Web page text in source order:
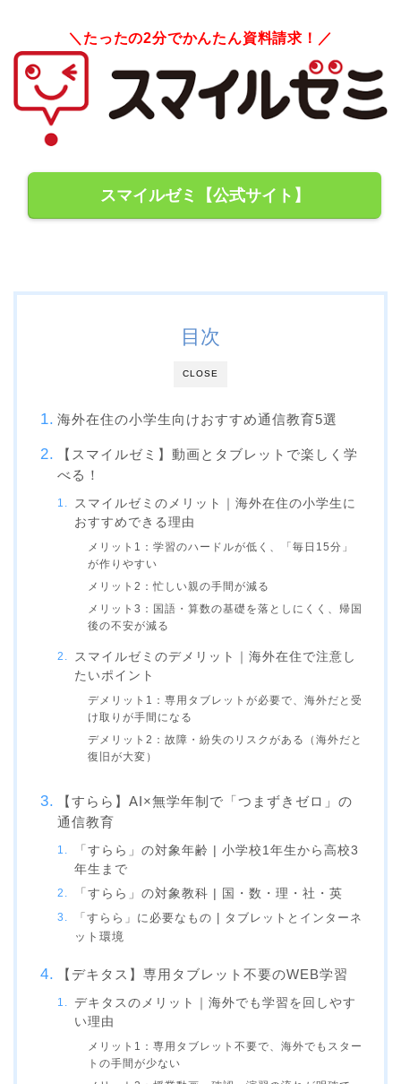
＼たったの2分でかんたん資料請求！／
スマイルゼミ【公式サイト】
CLOSE
目次
海外在住の小学生向けおすすめ通信教育5選
【スマイルゼミ】動画とタブレットで楽しく学
べる！
スマイルゼミのメリット｜海外在住の小学生に
おすすめできる理由
メリット1：学習のハードルが低く、「毎日15分」
が作りやすい
メリット2：忙しい親の手間が減る
メリット3：国語・算数の基礎を落としにくく、帰国
後の不安が減る
スマイルゼミのデメリット｜海外在住で注意し
たいポイント
デメリット1：専用タブレットが必要で、海外だと受
け取りが手間になる
デメリット2：故障・紛失のリスクがある（海外だと
復旧が大変）
【すらら】AI×無学年制で「つまずきゼロ」の
通信教育
「すらら」の対象年齢 | 小学校1年生から高校3
年生まで
「すらら」の対象教科 | 国・数・理・社・英
「すらら」に必要なもの | タブレットとインターネ
ット環境
【デキタス】専用タブレット不要のWEB学習
デキタスのメリット｜海外でも学習を回しやす
い理由
メリット1：専用タブレット不要で、海外でもスター
トの手間が少ない